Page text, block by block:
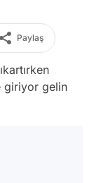
Paylaş
giriyor gelin